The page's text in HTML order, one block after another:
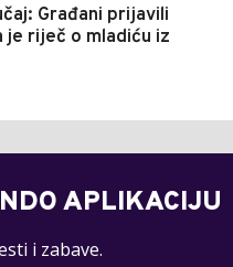
Građani prijavili
riječ o mladiću iz
APLIKACIJU
i zabave.